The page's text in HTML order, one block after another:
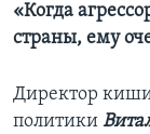
«Когда
страны, ему
Директор
политики